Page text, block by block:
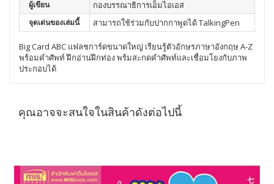
ผู้เขียน กองบรรณาธิการเอ็มไอเอส
จุดเด่นของเล่มนี้ สามารถใช้ร่วมกับปากกาพูดได้ TalkingPen
Big Card ABC แฟลชการ์ดขนาดใหญ่ เรียนรู้ตัวอักษรภาษาอังกฤษ A-Z
พร้อมคำศัพท์ ฝึกอ่านฝึกท่อง พร้มสะกดคำศัพท์และเชื่อมโยงกับภาพ
ประกอบได้
คุณอาจจะสนใจในสินค้าดังต่อไปนี้